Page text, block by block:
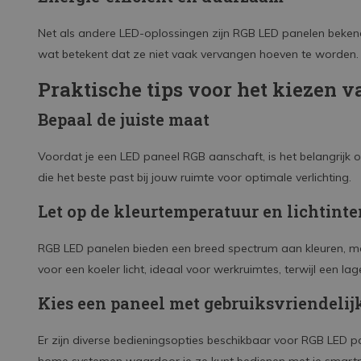
Net als andere LED-oplossingen zijn RGB LED panelen
wat betekent dat ze niet vaak vervangen hoeven te
Praktische tips voor het kiezen
Bepaal de juiste maat
Voordat je een LED paneel RGB aanschaft, is het
die het beste past bij jouw ruimte voor optimale verlichting.
Let op de kleurtemperatuur en
RGB LED panelen bieden een breed spectrum aan
voor een koeler licht, ideaal voor werkruimtes, terwijl een
Kies een paneel met
Er zijn diverse bedieningsopties beschikbaar voor RGB